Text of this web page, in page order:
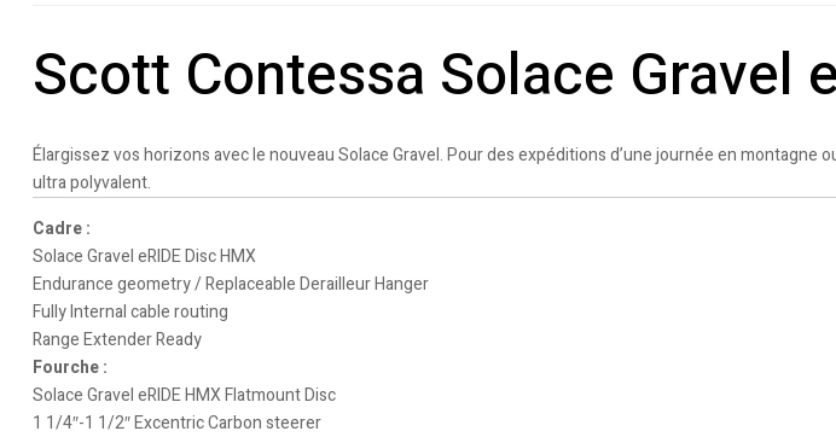
Scott Contessa Solace Gravel
Élargissez vos horizons avec le nouveau Solace Gravel. Pour des expéditions d’une journée en
ultra polyvalent.
Cadre :
Solace Gravel eRIDE Disc HMX
Endurance geometry / Replaceable Derailleur Hanger
Fully Internal cable routing
Range Extender Ready
Fourche :
Solace Gravel eRIDE HMX Flatmount Disc
1 1/4″-1 1/2″ Excentric Carbon steerer